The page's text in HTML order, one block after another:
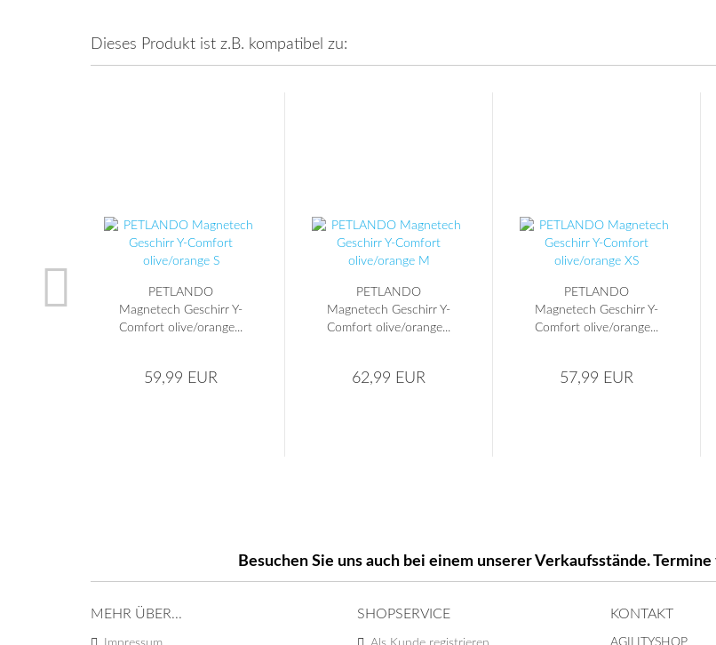
Dieses Produkt ist z.B. kompatibel zu:
PETLANDO
Magnetech Geschirr Y-
Comfort olive/orange...
59,99 EUR
PETLANDO
Magnetech Geschirr Y-
Comfort olive/orange...
62,99 EUR
PETLANDO
Magnetech Geschirr Y-
Comfort olive/orange...
57,99 EUR
Besuchen Sie uns auch bei einem unserer Verkaufsstände.
MEHR ÜBER... SHOPSERVICE KONTAKT
AGILITYSHOP